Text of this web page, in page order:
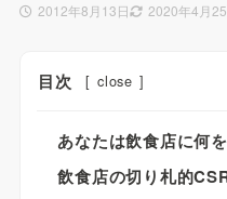
2012年8月13日 2020年4月
目次 [ close ]
あなたは飲食店に何
飲食店の切り札的